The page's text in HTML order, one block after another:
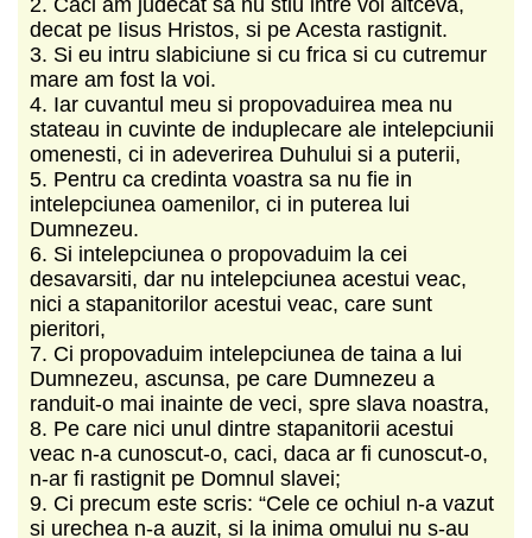
decat pe Iisus Hristos, si pe Acesta rastignit.
3. Si eu intru slabiciune si cu frica si cu cutremur
mare am fost la voi.
4. Iar cuvantul meu si propovaduirea mea nu
stateau in cuvinte de induplecare ale intelepciunii
omenesti, ci in adeverirea Duhului si a puterii,
5. Pentru ca credinta voastra sa nu fie in
intelepciunea oamenilor, ci in puterea lui
Dumnezeu.
6. Si intelepciunea o propovaduim la cei
desavarsiti, dar nu intelepciunea acestui veac,
nici a stapanitorilor acestui veac, care sunt
pieritori,
7. Ci propovaduim intelepciunea de taina a lui
Dumnezeu, ascunsa, pe care Dumnezeu a
randuit-o mai inainte de veci, spre slava noastra,
8. Pe care nici unul dintre stapanitorii acestui
veac n-a cunoscut-o, caci, daca ar fi cunoscut-o,
n-ar fi rastignit pe Domnul slavei;
9. Ci precum este scris: “Cele ce ochiul n-a vazut
si urechea n-a auzit, si la inima omului nu s-au